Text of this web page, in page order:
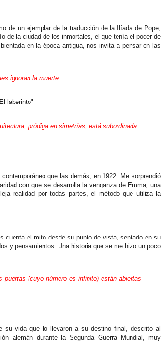
de un ejemplar de la traducción de la Ilíada de Pope,
de la ciudad de los inmortales, el que tenía el poder de
en la época antigua, nos invita a pensar en las
ignoran la muerte.
laberinto"
pródiga en simetrías, está subordinada
que las demás, en 1922. Me sorprendió
con que se desarrolla la venganza de Emma, una
realidad por todas partes, el método que utiliza la
cuenta el mito desde su punto de vista, sentado en su
y pensamientos. Una historia que se me hizo un poco
(cuyo número es infinito) están abiertas
su vida que lo llevaron a su destino final, descrito al
alemán durante la Segunda Guerra Mundial, muy